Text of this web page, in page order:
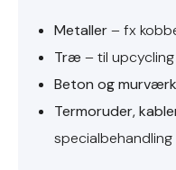
Metaller– fx
Træ – til
Beton og murværk
Termoruder,
specialbehandling